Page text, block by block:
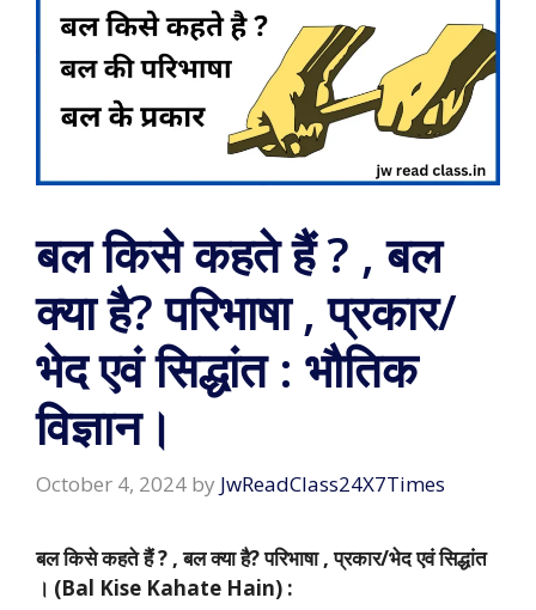
बल किसे कहते हैं ? , बल
क्या है? परिभाषा , प्रकार/
भेद एवं सिद्धांत : भौतिक
विज्ञान।
October 4, 2024 by JwReadClass24X7Times
बल किसे कहते हैं ? , बल क्या है? परिभाषा , प्रकार/भेद एवं सिद्धांत
। (Bal Kise Kahate Hain) :